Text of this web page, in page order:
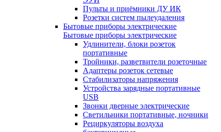
Пульты и приёмники ДУ ИК
Розетки систем пылеудаления
Бытовые приборы электрические
Бытовые приборы электрические
Удлинители, блоки розеток
портативные
Тройники, разветвители розеточные
Адаптеры розеток сетевые
Стабилизаторы напряжения
Устройства зарядные портативные
USB
Звонки дверные электрические
Светильники портативные, ночники
Рециркуляторы воздуха